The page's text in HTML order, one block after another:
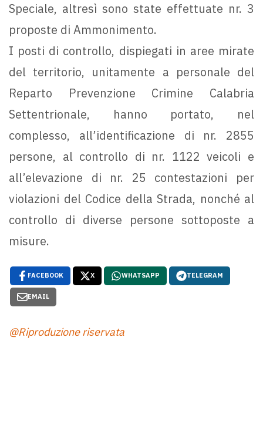
Speciale, altresì sono state effettuate nr. 3
proposte di Ammonimento.
I posti di controllo, dispiegati in aree mirate
del territorio, unitamente a personale del
Reparto Prevenzione Crimine Calabria
Settentrionale, hanno portato, nel
complesso, all’identificazione di nr. 2855
persone, al controllo di nr. 1122 veicoli e
all’elevazione di nr. 25 contestazioni per
violazioni del Codice della Strada, nonché al
controllo di diverse persone sottoposte a
misure.
FACEBOOK X WHATSAPP TELEGRAM
EMAIL
@Riproduzione riservata